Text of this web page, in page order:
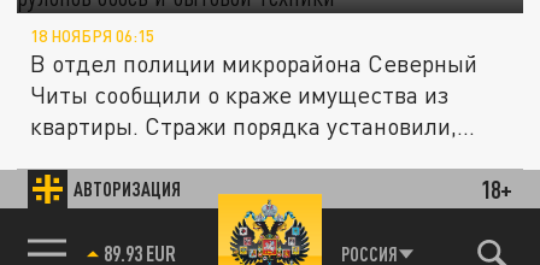
АВТОРИЗАЦИЯ 18+
85.64 BRENT РОССИЯ
18 НОЯБРЯ 06:15
В отдел полиции микрорайона Северный
Читы сообщили о краже имущества из
квартиры. Стражи порядка установили,...
Читинские домушники вынесли из
коттеджа сейф с деньгами и
драгоценностями
ПРОИСШЕСТВИЯ